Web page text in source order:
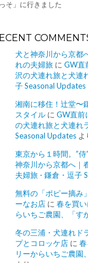
そ」に行きました
犬と神奈川から京都
れの夫婦旅 に GW直
沢の犬連れ旅と犬連
子 Seasonal Updates
湘南に移住！辻堂〜
スタイル に GW直前
の犬連れ旅と犬連れ
Seasonal Updates よ
東京から１時間。”侍
神奈川から京都へ｜
夫婦旅 - 鎌倉・逗子
無料の「ポピー摘み
ーなお店 に 春を買
らいちご農園、「す
冬の三浦・犬連れド
プとコロッケ店 に
リーからいちご農園